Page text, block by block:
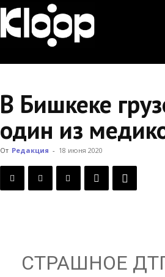
Новости
Кыргызстана
В Бишкеке
один из
От Редакция - 18 июня 2020
СТРАШНОЕ